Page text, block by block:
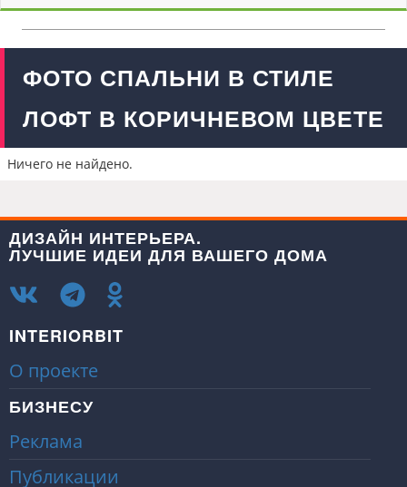
ФОТО СПАЛЬНИ В СТИЛЕ
ЛОФТ В КОРИЧНЕВОМ ЦВЕТЕ
Ничего не найдено.
ДИЗАЙН ИНТЕРЬЕРА.
ЛУЧШИЕ ИДЕИ ДЛЯ ВАШЕГО ДОМА
INTERIORBIT
О проекте
БИЗНЕСУ
Реклама
Публикации